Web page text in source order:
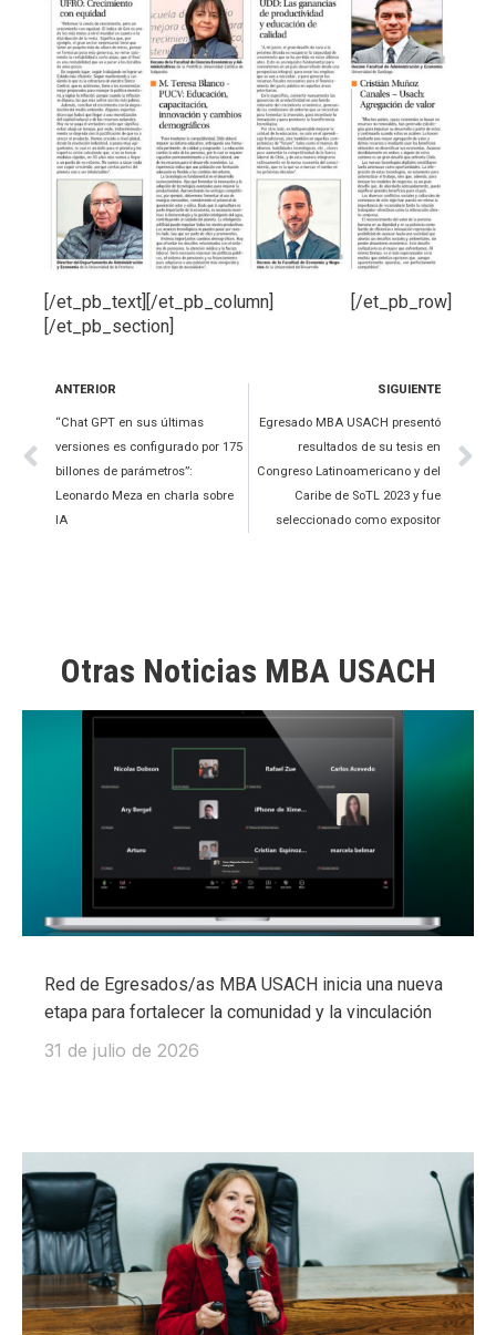
[/et_pb_text][/et_pb_column] [/et_pb_row]
[/et_pb_section]
ANTERIOR
“Chat GPT en sus últimas
versiones es configurado por 175
billones de parámetros”:
Leonardo Meza en charla sobre
IA
SIGUIENTE
Egresado MBA USACH presentó
resultados de su tesis en
Congreso Latinoamericano y del
Caribe de SoTL 2023 y fue
seleccionado como expositor
Otras Noticias MBA USACH
Red de Egresados/as MBA USACH inicia una nueva
etapa para fortalecer la comunidad y la vinculación
31 de julio de 2026